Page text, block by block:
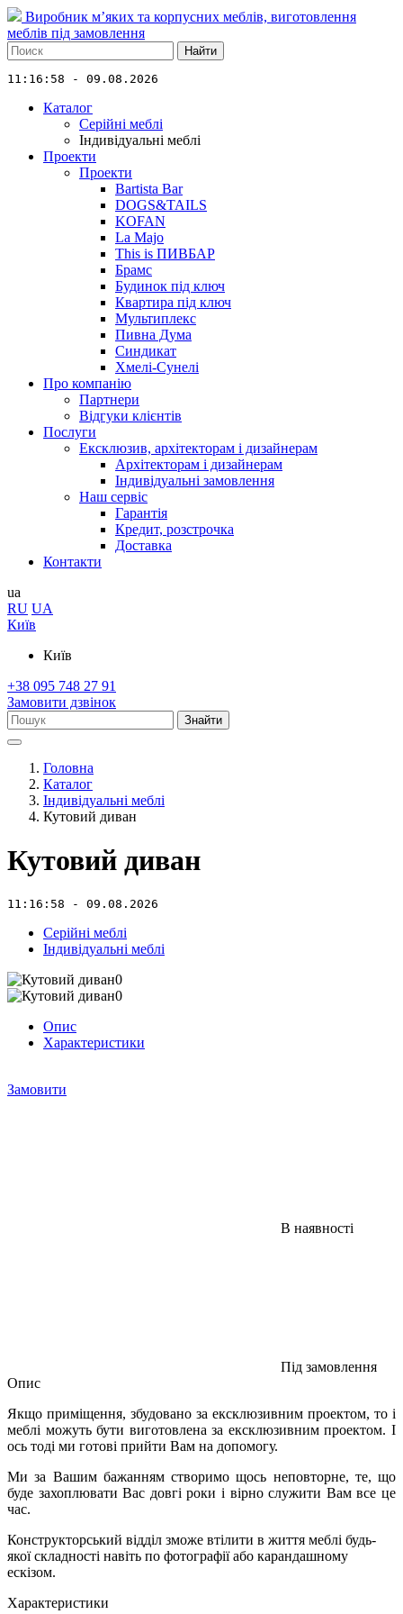
Виробник м’яких та корпусних меблів, виготовлення
меблів під замовлення
Найти
11:16:58 - 09.08.2026
Каталог
Серійні меблі
Індивідуальні меблі
Проекти
Проекти
Bartista Bar
DOGS&TAILS
KOFAN
La Majo
This is ПИВБАР
Брамс
Будинок під ключ
Квартира під ключ
Мультиплекс
Пивна Дума
Синдикат
Хмелі-Сунелі
Про компанію
Партнери
Відгуки клієнтів
Послуги
Ексклюзив, архітекторам і дизайнерам
Архітекторам і дизайнерам
Індивідуальні замовлення
Наш сервіс
Гарантія
Кредит, розстрочка
Доставка
Контакти
ua
RU UA
Київ
Київ
+38 095 748 27 91
Замовити дзвінок
Знайти
Головна
Каталог
Індивідуальні меблі
Кутовий диван
Кутовий диван
11:16:58 - 09.08.2026
Серійні меблі
Індивідуальні меблі
Опис
Характеристики
Замовити
В наявності
Під замовлення
Опис
Якщо приміщення, збудовано за ексклюзивним проектом, то і
меблі можуть бути виготовлена за ексклюзивним проектом. І
ось тоді ми готові прийти Вам на допомогу.
Ми за Вашим бажанням створимо щось неповторне, те, що
буде захоплювати Вас довгі роки і вірно служити Вам все це
час.
Конструкторський відділ зможе втілити в життя меблі будь-
якої складності навіть по фотографії або карандашному
ескізом.
Характеристики